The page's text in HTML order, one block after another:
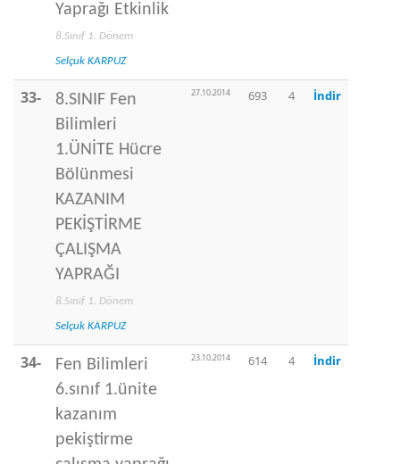
Yaprağı Etkinlik
8.Sınıf 1. Dönem
Selçuk KARPUZ
33-
8.SINIF Fen
Bilimleri
1.ÜNİTE Hücre
Bölünmesi
KAZANIM
PEKİŞTİRME
ÇALIŞMA
YAPRAĞI
8.Sınıf 1. Dönem
Selçuk KARPUZ
27.10.2014 693 4 İndir
34-
Fen Bilimleri
6.sınıf 1.ünite
kazanım
pekiştirme
23.10.2014 614 4 İndir